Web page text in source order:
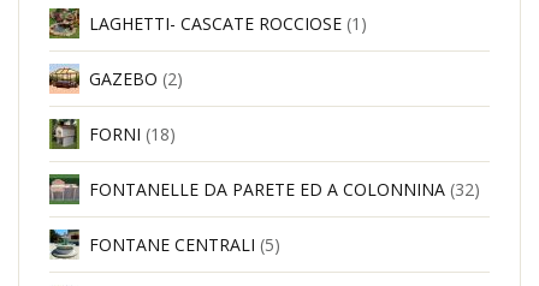
LAGHETTI- CASCATE ROCCIOSE (1)
GAZEBO (2)
FORNI (18)
FONTANELLE DA PARETE ED A COLONNINA (32)
FONTANE CENTRALI (5)